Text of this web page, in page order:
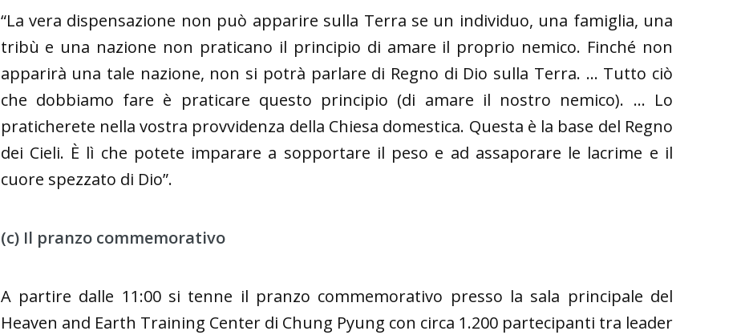
“La vera dispensazione non può apparire sulla Terra se un individuo, una famiglia, una
tribù e una nazione non praticano il principio di amare il proprio nemico. Finché non
apparirà una tale nazione, non si potrà parlare di Regno di Dio sulla Terra. ... Tutto ciò
che dobbiamo fare è praticare questo principio (di amare il nostro nemico). ... Lo
praticherete nella vostra provvidenza della Chiesa domestica. Questa è la base del Regno
dei Cieli. È lì che potete imparare a sopportare il peso e ad assaporare le lacrime e il
cuore spezzato di Dio”.
(c) Il pranzo commemorativo
A partire dalle 11:00 si tenne il pranzo commemorativo presso la sala principale del
Heaven and Earth Training Center di Chung Pyung con circa 1.200 partecipanti tra leader